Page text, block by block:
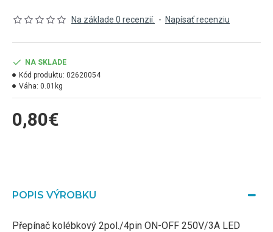
Na základe 0 recenzií. - Napísať recenziu
0,80€
NA SKLADE
Kód produktu: 02620054
Váha: 0.01kg
POPIS VÝROBKU
Přepínač kolébkový 2pol./4pin ON-OFF 250V/3A LED